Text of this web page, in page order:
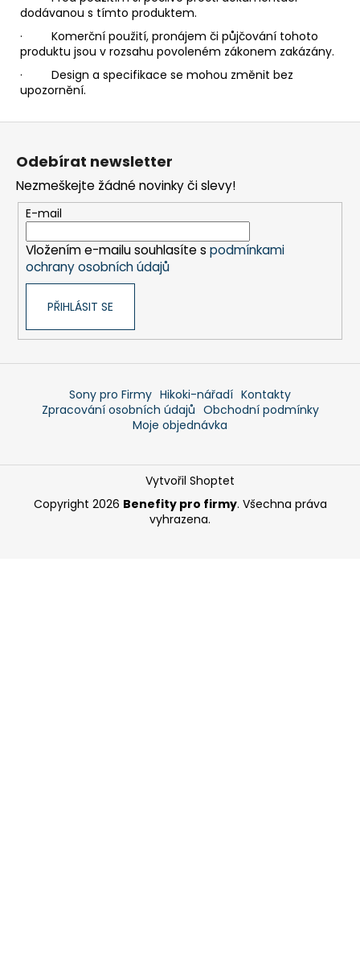
dodávanou s tímto produktem.
· Komerční použití, pronájem či půjčování tohoto
produktu jsou v rozsahu povoleném zákonem zakázány.
· Design a specifikace se mohou změnit bez
upozornění.
Z
Odebírat newsletter
Nezmeškejte žádné novinky či slevy!
E-mail
Vložením e-mailu souhlasíte s podmínkami
ochrany osobních údajů
PŘIHLÁSIT SE
Sony pro Firmy Hikoki-nářadí Kontakty
Zpracování osobních údajů Obchodní podmínky
Moje objednávka
Vytvořil Shoptet
Copyright 2026 Benefity pro firmy. Všechna práva
vyhrazena.